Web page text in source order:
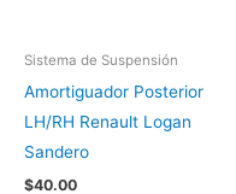
Sistema de Suspensión
Amortiguador Posterior
LH/RH Renault Logan
Sandero
$40.00